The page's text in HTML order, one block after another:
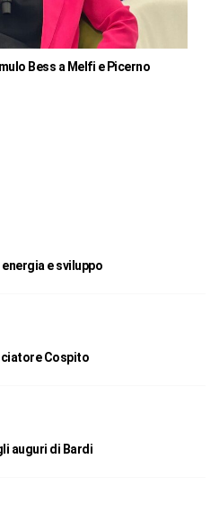
Bess a Melfi e Picerno
e sviluppo
Cospito
auguri di Bardi